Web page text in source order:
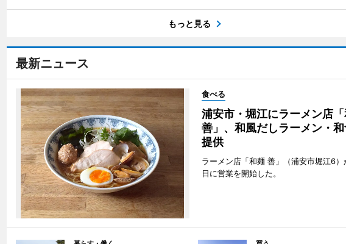
もっと見る
最新ニュース
食べる
浦安市・堀江にラーメン店
善」、和風だしラーメン・
提供
ラーメン店「和麺 善」（浦安市堀江6）
日に営業を開始した。